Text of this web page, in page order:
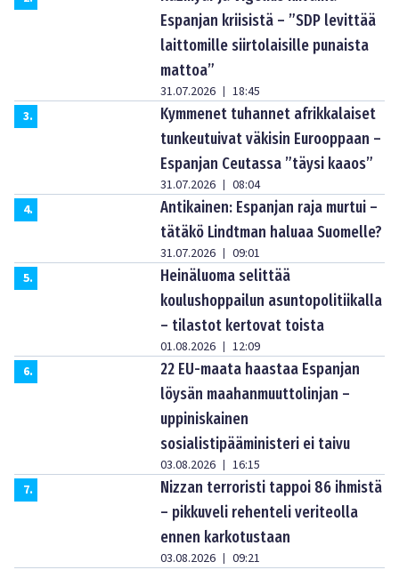
Espanjan kriisistä – ”SDP levittää
laittomille siirtolaisille punaista
mattoa”
31.07.2026
18:45
3.
Kymmenet tuhannet afrikkalaiset
tunkeutuivat väkisin Eurooppaan –
Espanjan Ceutassa ”täysi kaaos”
31.07.2026
08:04
4.
Antikainen: Espanjan raja murtui –
tätäkö Lindtman haluaa Suomelle?
31.07.2026
09:01
5.
Heinäluoma selittää
koulushoppailun asuntopolitiikalla
– tilastot kertovat toista
01.08.2026
12:09
6.
22 EU-maata haastaa Espanjan
löysän maahanmuuttolinjan –
uppiniskainen
sosialistipääministeri ei taivu
03.08.2026
16:15
7.
Nizzan terroristi tappoi 86 ihmistä
– pikkuveli rehenteli veriteolla
ennen karkotustaan
03.08.2026
09:21